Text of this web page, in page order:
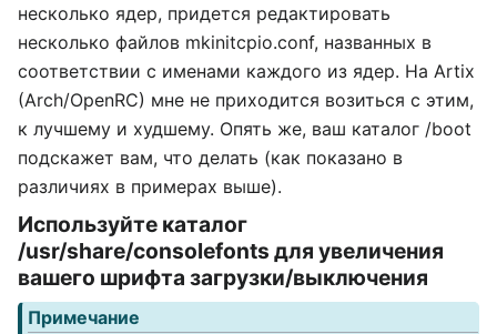
несколько ядер, придется редактировать
несколько файлов mkinitcpio.conf, названных в
соответствии с именами каждого из ядер. На Artix
(Arch/OpenRC) мне не приходится возиться с этим,
к лучшему и худшему. Опять же, ваш каталог /boot
подскажет вам, что делать (как показано в
различиях в примерах выше).
Используйте каталог
/usr/share/consolefonts для увеличения
вашего шрифта загрузки/выключения
Примечание